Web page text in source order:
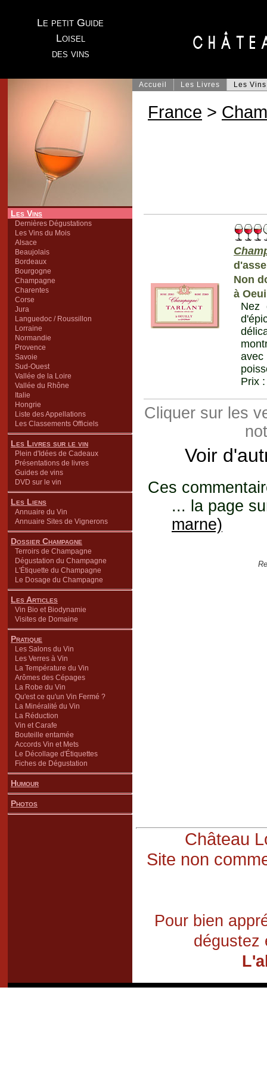
Le petit Guide
Loisel
des vins
Les Vins
Dernières Dégustations
Les Vins du Mois
Alsace
Beaujolais
Bordeaux
Bourgogne
Champagne
Charentes
Corse
Jura
Languedoc / Roussillon
Lorraine
Normandie
Provence
Savoie
Sud-Ouest
Vallée de la Loire
Vallée du Rhône
Italie
Hongrie
Liste des Appellations
Les Classements Officiels
Les Livres sur le vin
Plein d'Idées de Cadeaux
Présentations de livres
Guides de vins
DVD sur le vin
Les Liens
Annuaire du Vin
Annuaire Sites de Vignerons
Dossier Champagne
Terroirs de Champagne
Dégustation du Champagne
L'Étiquette du Champagne
Le Dosage du Champagne
Les Articles
Vin Bio et Biodynamie
Visites de Domaine
Pratique
Les Salons du Vin
Les Verres à Vin
La Température du Vin
Arômes des Cépages
La Robe du Vin
Qu'est ce qu'un Vin Fermé ?
La Minéralité du Vin
La Réduction
Vin et Carafe
Bouteille entamée
Accords Vin et Mets
Le Décollage d'Étiquettes
Fiches de Dégustation
Humour
Photos
Accueil Les Livres Les Vins
France >
Non
à
Nez
avec
Prix
Cliquer sur les
Voir
Ces
... la page
marne)
Château
Site non
Pour bien
dégustez